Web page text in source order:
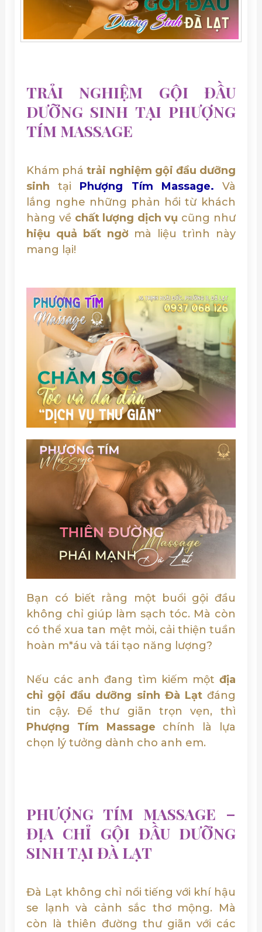
TRẢI NGHIỆM GỘI ĐẦU
DƯỠNG SINH TẠI PHƯỢNG
TÍM MASSAGE
Khám phátrải nghiệm gội đầu dưỡng
sinh tại Phượng Tím Massage. Và
lắng nghe những phản hồi từ khách
hàng về chất lượng dịch vụ cũng như
hiệu quả bất ngờmà liệu trình này
mang lại!
Bạn có biết rằng một buổi gội đầu
không chỉ giúp làm sạch tóc. Mà còn
có thể xua tan mệt mỏi, cải thiện tuần
hoàn m*áu và tái tạo năng lượng?
Nếu các anh đang tìm kiếm một địa
chỉ gội đầu dưỡng sinh Đà Lạtđáng
tin cậy. Để thư giãn trọn vẹn, thì
Phượng Tím Massage chính là lựa
chọn lý tưởng dành cho anh em.
PHƯỢNG TÍM MASSAGE –
ĐỊA CHỈ GỘI ĐẦU DƯỠNG
SINH TẠI ĐÀ LẠT
Đà Lạt không chỉ nổi tiếng với khí hậu
se lạnh và cảnh sắc thơ mộng. Mà
còn là thiên đường thư giãn với các